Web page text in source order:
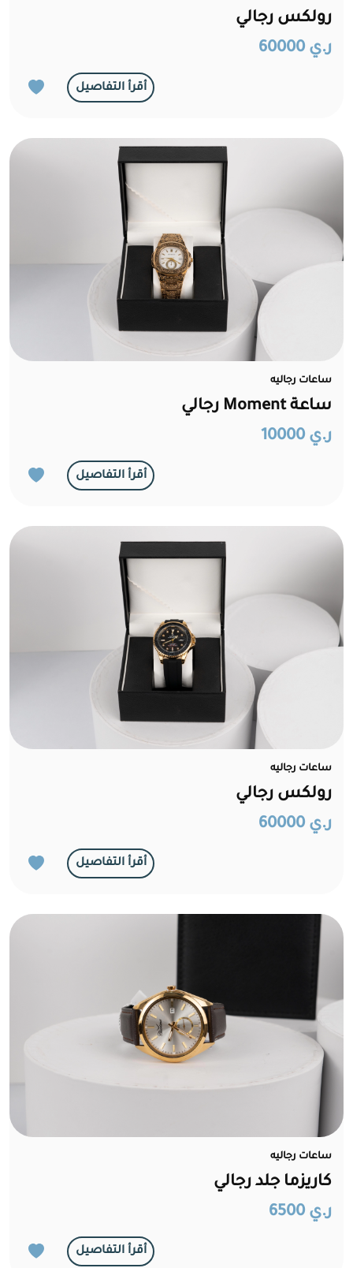
رولكس رجالي
ر.ي 60000
أقرأ التفاصيل
ساعات رجاليه
ساعة Moment رجالي
ر.ي 10000
أقرأ التفاصيل
ساعات رجاليه
رولكس رجالي
ر.ي 60000
أقرأ التفاصيل
ساعات رجاليه
كاريزما جلد رجالي
ر.ي 6500
أقرأ التفاصيل